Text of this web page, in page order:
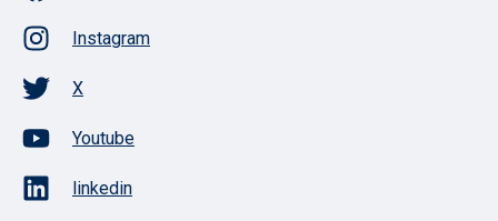
Instagram
X
Youtube
linkedin